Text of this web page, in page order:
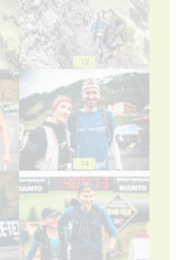
12
14